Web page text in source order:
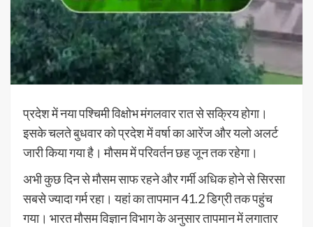
प्रदेश में नया पश्चिमी विक्षोभ मंगलवार रात से सक्रिय होगा।
इसके चलते बुधवार को प्रदेश में वर्षा का आरेंज और यलो अलर्ट
जारी किया गया है। मौसम में परिवर्तन छह जून तक रहेगा।
अभी कुछ दिन से मौसम साफ रहने और गर्मी अधिक होने से सिरसा
सबसे ज्यादा गर्म रहा। यहां का तापमान 41.2 डिग्री तक पहुंच
गया। भारत मौसम विज्ञान विभाग के अनुसार तापमान में लगातार